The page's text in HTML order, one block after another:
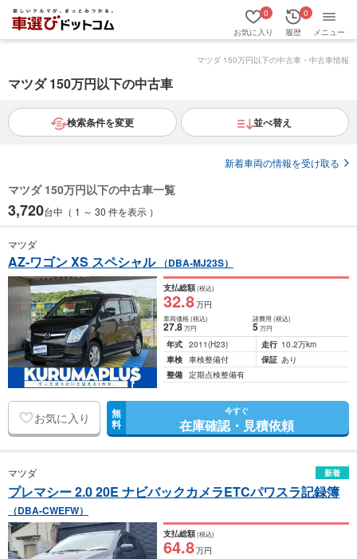
お気に入り
0
履歴
0
メニュー
マツダ 150万円以下の中古車・中古車情報
マツダ 150万円以下の中古車
検索条件を変更 並べ替え
新着車両の情報を受け取る
マツダ 150万円以下の中古車一覧
3,720台中（ 1 ～ 30 件を表示 ）
マツダ
AZ-ワゴン XS スペシャル （DBA-MJ23S）
支払総額(税込)
32.8万円
車両価格(税込)
27.8万円
諸費用 (税込)
5 万円
年式 2011(H23) 走行 10.2万km
車検 車検整備付 保証 あり
整備 定期点検整備有
お気に入り 無
料
今すぐ
在庫確認・見積依頼
マツダ 新着
プレマシー 2.0 20E ナビバックカメラETCパワスラ記録簿
（DBA-CWEFW）
支払総額(税込)
64.8万円